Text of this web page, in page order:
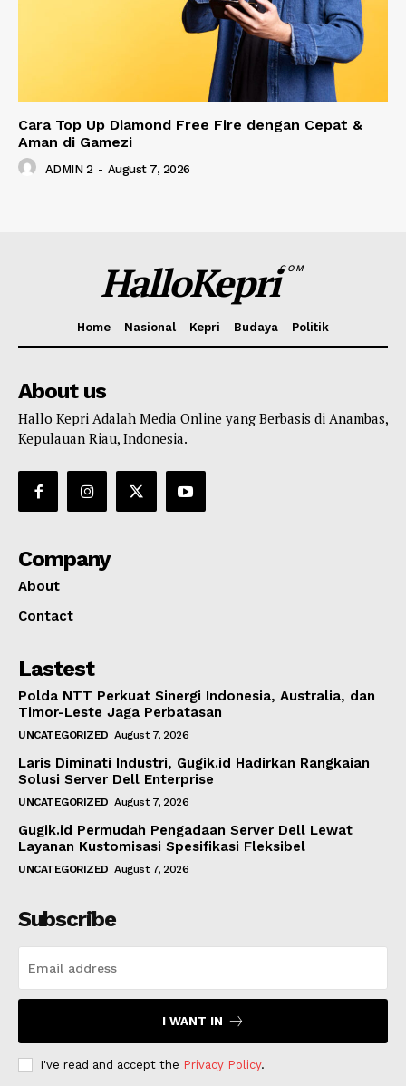
Cara Top Up Diamond Free Fire dengan Cepat &
Aman di Gamezi
ADMIN 2 - August 7, 2026
HalloKepriCOM
Home Nasional Kepri Budaya Politik
About us
Hallo Kepri Adalah Media Online yang Berbasis di Anambas,
Kepulauan Riau, Indonesia.
Company
About
Contact
Lastest
Polda NTT Perkuat Sinergi Indonesia, Australia, dan
Timor-Leste Jaga Perbatasan
UNCATEGORIZED August 7, 2026
Laris Diminati Industri, Gugik.id Hadirkan Rangkaian
Solusi Server Dell Enterprise
UNCATEGORIZED August 7, 2026
Gugik.id Permudah Pengadaan Server Dell Lewat
Layanan Kustomisasi Spesifikasi Fleksibel
UNCATEGORIZED August 7, 2026
Subscribe
I WANT IN
I've read and accept the Privacy Policy.